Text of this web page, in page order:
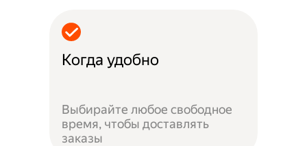
Когда удобно
Выбирайте любое свободное
время, чтобы доставлять
заказы